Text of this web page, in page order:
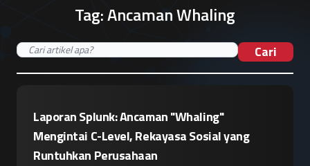
Tag:Ancaman Whaling
Cari
Laporan Splunk: Ancaman "Whaling"
Mengintai C-Level, Rekayasa Sosial yang
Runtuhkan Perusahaan